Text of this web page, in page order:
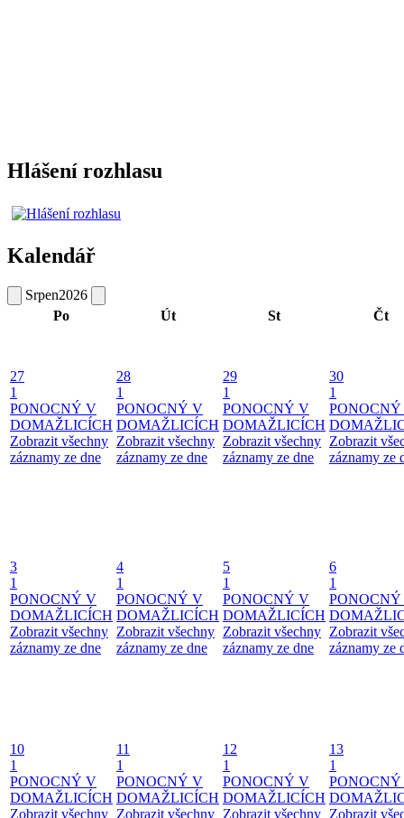
Hlášení rozhlasu
Kalendář
Srpen2026
Po
Út St Čt
27
1
PONOCNÝ V
DOMAŽLICÍCH
Zobrazit všechny
záznamy ze dne
28
1
PONOCNÝ V
DOMAŽLICÍCH
Zobrazit všechny
záznamy ze dne
29
1
PONOCNÝ V
DOMAŽLICÍCH
Zobrazit všechny
záznamy ze dne
30
1
Zobrazit
záznamy ze
3
1
PONOCNÝ V
DOMAŽLICÍCH
Zobrazit všechny
záznamy ze dne
4
1
PONOCNÝ V
DOMAŽLICÍCH
Zobrazit všechny
záznamy ze dne
5
1
PONOCNÝ V
DOMAŽLICÍCH
Zobrazit všechny
záznamy ze dne
6
1
Zobrazit
záznamy ze
10
1
PONOCNÝ V
DOMAŽLICÍCH
Zobrazit všechny
11
1
PONOCNÝ V
DOMAŽLICÍCH
Zobrazit všechny
12
1
PONOCNÝ V
DOMAŽLICÍCH
Zobrazit všechny
13
1
Zobrazit